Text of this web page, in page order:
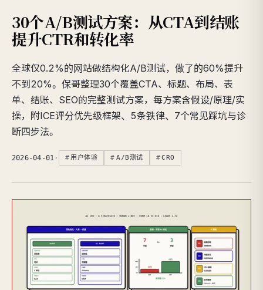
30个A/B测试方案：从CTA到结账
提升CTR和转化率
全球仅0.2%的网站做结构化A/B测试，做了的60%提升
不到20%。保哥整理30个覆盖CTA、标题、布局、表
单、结账、SEO的完整测试方案，每方案含假设/原理/实
操，附ICE评分优先级框架、5条铁律、7个常见踩坑与诊
断四步法。
2026-04-01 · 用户体验 A/B测试 CRO